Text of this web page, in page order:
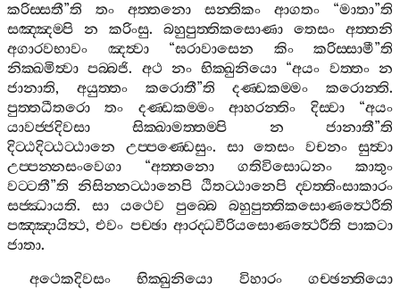
කරිස‍්සතී”ති තං අත‍්තනො සන‍්තිකං ආගතං “මාතා”ති
සඤ‍්ඤම‍්පි
න කරිංසු. බහුපුත‍්තිකසොණා තෙසං
අත‍්තනි
අගාරවභාවං
ඤත්‍වා“ඝරාවාසෙන කිං කරිස‍්සාමී”ති
නික‍්ඛමිත්‍වා පබ‍්බජි. අථ නං භික‍්ඛුනියො “අයං වත‍්තං න
ජානාති, අයුත‍්තං කරොතී”ති දණ‍්ඩකම‍්මං කරොන‍්ති.
පුත‍්තධීතරො
තං දණ‍්ඩකම‍්මං ආහරන‍්තිං දිස‍්වා“අයං
යාවජ‍්ජදිවසා
සික‍්ඛාමත‍්තම‍්පි න ජානාතී”ති
දිට‍්ඨදිට‍්ඨට‍්ඨානෙ
උප‍්පණ‍්ඩෙසුං. සා තෙසං වචනං
සුත්‍වා
උප‍්පන‍්නසංවෙගා “අත‍්තනො ගතිවිසොධනං
කාතුං
වට‍්ටතී”ති නිසින‍්නට‍්ඨානෙපි ඨිතට‍්ඨානෙපි ද‍්වත‍්තිංසාකාරං
සජ‍්ඣායති. සා යථෙව පුබ‍්බෙ
බහුපුත‍්තිකසොණත්‍ථෙරීති
පඤ‍්ඤායිත්‍ථ,එවං පච‍්ඡා ආරද‍්ධවීරියසොණත්‍ථෙරීති පාකටා
ජාතා.
අථෙකදිවසං
භික‍්ඛුනියො විහාරං
ගච‍්ඡන‍්තියො